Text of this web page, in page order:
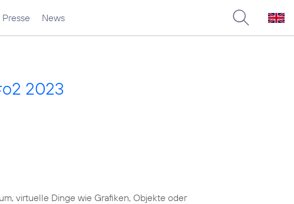
Presse News
2023
virtuelle Dinge wie Grafiken, Objekte oder